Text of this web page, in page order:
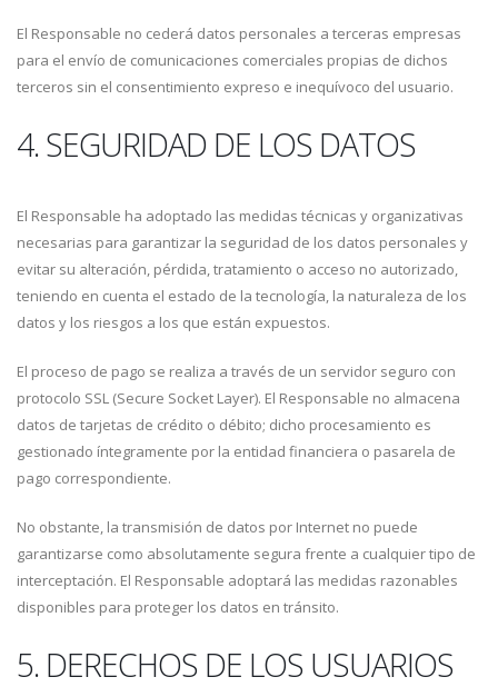
El Responsable no cederá datos personales a terceras empresas
para el envío de comunicaciones comerciales propias de dichos
terceros sin el consentimiento expreso e inequívoco del usuario.
4. SEGURIDAD DE LOS DATOS
El Responsable ha adoptado las medidas técnicas y organizativas
necesarias para garantizar la seguridad de los datos personales y
evitar su alteración, pérdida, tratamiento o acceso no autorizado,
teniendo en cuenta el estado de la tecnología, la naturaleza de los
datos y los riesgos a los que están expuestos.
El proceso de pago se realiza a través de un servidor seguro con
protocolo SSL (Secure Socket Layer). El Responsable no almacena
datos de tarjetas de crédito o débito; dicho procesamiento es
gestionado íntegramente por la entidad financiera o pasarela de
pago correspondiente.
No obstante, la transmisión de datos por Internet no puede
garantizarse como absolutamente segura frente a cualquier tipo de
interceptación. El Responsable adoptará las medidas razonables
disponibles para proteger los datos en tránsito.
5. DERECHOS DE LOS USUARIOS